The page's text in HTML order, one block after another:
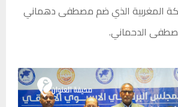
المغربية الذي ضم مصطفى دهماني
الدحماني.